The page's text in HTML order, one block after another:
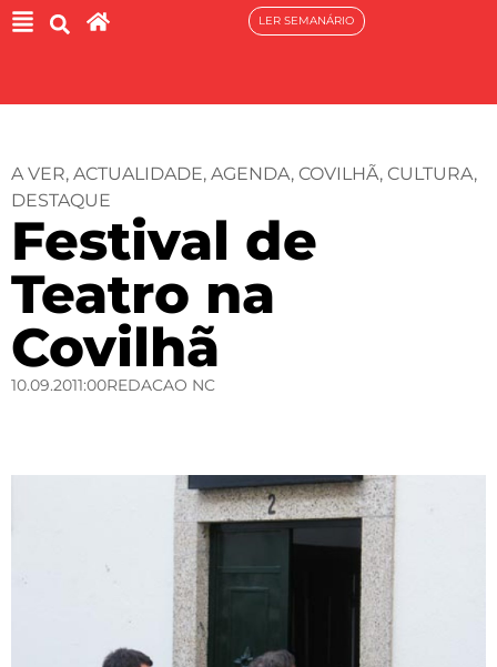
LER SEMANÁRIO
A VER, ACTUALIDADE, AGENDA, COVILHÃ, CULTURA,
DESTAQUE
Festival de
Teatro na
Covilhã
10.09.2011:00REDACAO NC